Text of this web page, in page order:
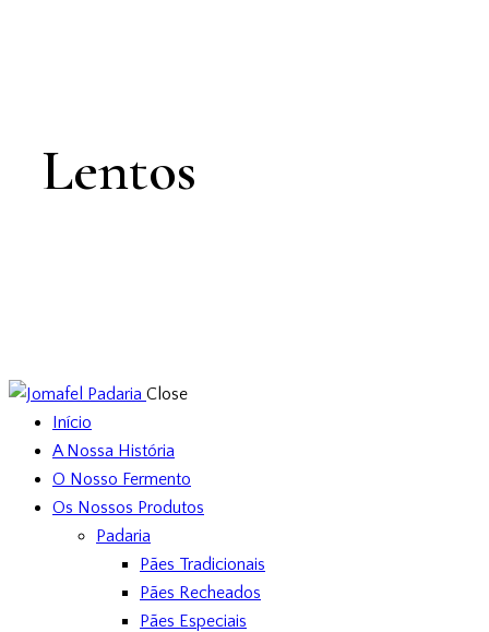
Lentos
Close
Início
A Nossa História
O Nosso Fermento
Os Nossos Produtos
Padaria
Pães Tradicionais
Pães Recheados
Pães Especiais